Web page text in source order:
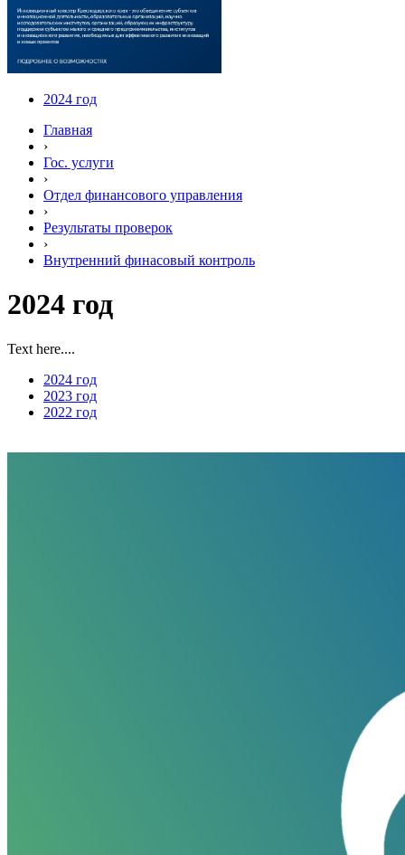
2024 год
Главная
›
Гос. услуги
›
Отдел финансового управления
›
Результаты проверок
›
Внутренний финасовый контроль
2024 год
Text here....
2024 год
2023 год
2022 год